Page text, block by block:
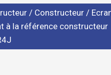
/ Constructeur /
à la référence constructeur